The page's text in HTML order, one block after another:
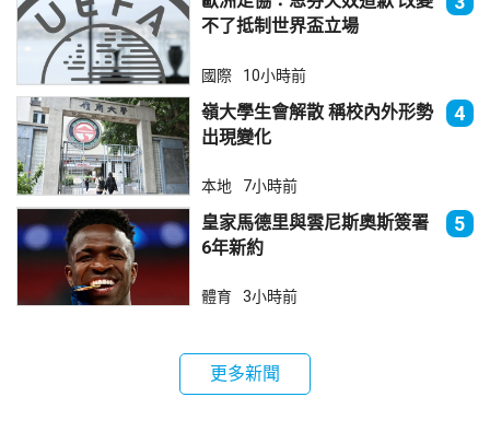
不了抵制世界盃立場
國際 10小時前
嶺大學生會解散 稱校內外形勢
出現變化
4
本地 7小時前
皇家馬德里與雲尼斯奧斯簽署
6年新約
5
體育 3小時前
更多新聞